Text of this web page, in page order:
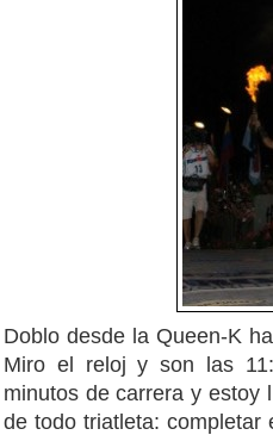
Doblo desde la Queen-K
Miro el reloj y son las
minutos de carrera y estoy
de todo triatleta: completar